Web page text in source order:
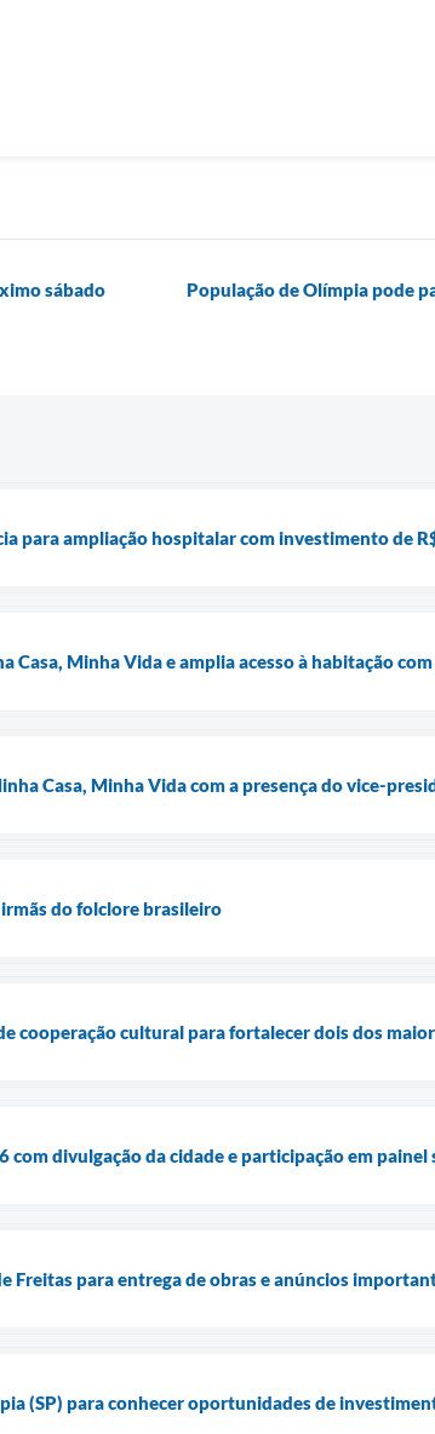
sábado
População de Olímpia pode
para ampliação hospitalar com investimento de
Casa, Minha Vida e amplia acesso à habitação
Casa, Minha Vida com a presença do vice-
do folclore brasileiro
cooperação cultural para fortalecer dois dos
divulgação da cidade e participação em
Freitas para entrega de obras e anúncios
(SP) para conhecer oportunidades de